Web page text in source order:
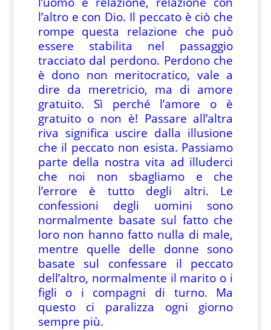
l’altro e con Dio. Il peccato è ciò che
rompe questa relazione che può
essere stabilita nel passaggio
tracciato dal perdono. Perdono che
è dono non meritocratico, vale a
dire da meretricio, ma di amore
gratuito. Sì perché l’amore o è
gratuito o non è! Passare all’altra
riva significa uscire dalla illusione
che il peccato non esista. Passiamo
parte della nostra vita ad illuderci
che noi non sbagliamo e che
l’errore è tutto degli altri. Le
confessioni degli uomini sono
normalmente basate sul fatto che
loro non hanno fatto nulla di male,
mentre quelle delle donne sono
basate sul confessare il peccato
dell’altro, normalmente il marito o i
figli o i compagni di turno. Ma
questo ci paralizza ogni giorno
sempre più.